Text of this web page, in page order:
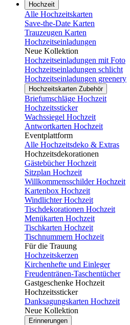
Hochzeit
Alle Hochzeitskarten
Save-the-Date Karten
Trauzeugen Karten
Hochzeitseinladungen
Neue Kollektion
Hochzeitseinladungen mit Foto
Hochzeitseinladungen schlicht
Hochzeitseinladungen greenery
Hochzeitskarten Zubehör
Briefumschläge Hochzeit
Hochzeitssticker
Wachssiegel Hochzeit
Antwortkarten Hochzeit
Eventplattform
Alle Hochzeitsdeko & Extras
Hochzeitsdekorationen
Gästebücher Hochzeit
Sitzplan Hochzeit
Willkommensschilder Hochzeit
Kartenbox Hochzeit
Windlichter Hochzeit
Tischdekorationen Hochzeit
Menükarten Hochzeit
Tischkarten Hochzeit
Tischnummern Hochzeit
Für die Trauung
Hochzeitskerzen
Kirchenhefte und Einleger
Freudentränen-Taschentücher
Gastgeschenke Hochzeit
Hochzeitssticker
Danksagungskarten Hochzeit
Neue Kollektion
Erinnerungen